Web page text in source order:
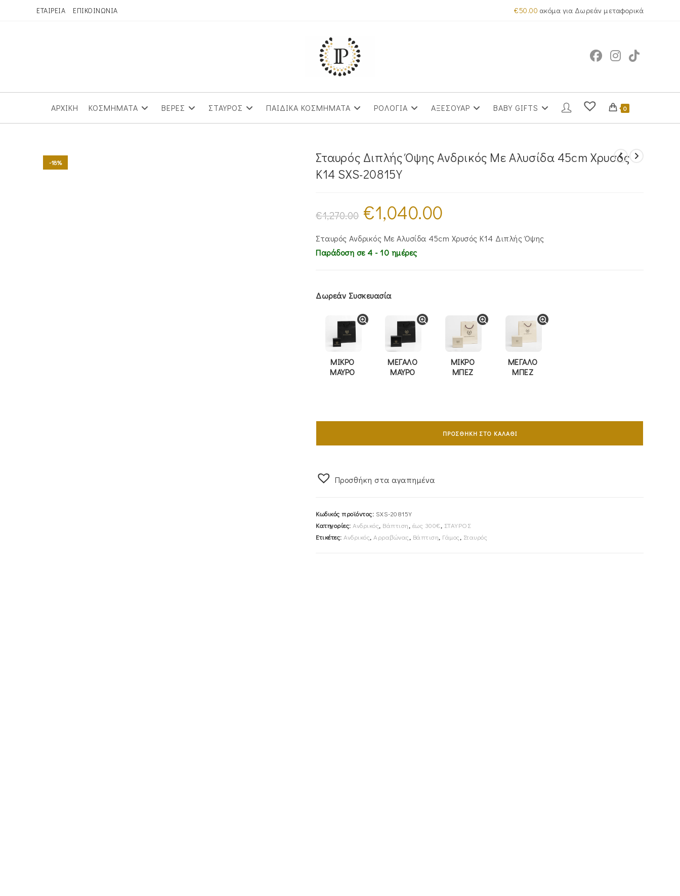
ΕΤΑΙΡΕΙΑ ΕΠΙΚΟΙΝΩΝΙΑ €50.00 ακόμα για Δωρεάν μεταφορικά
ΑΡΧΙΚΗ ΚΟΣΜΗΜΑΤΑ ΒΕΡΕΣ ΣΤΑΥΡΟΣ ΠΑΙΔΙΚΑ ΚΟΣΜΗΜΑΤΑ ΡΟΛΟΓΙΑ ΑΞΕΣΟΥΑΡ BABY GIFTS 0
-18%
Σταυρός Διπλής Όψης Ανδρικός Με Αλυσίδα 45cm Χρυσός
Κ14 SXS-20815Y
€1,270.00
Original
price
was:
€1,040.00
€1,040.00.
Σταυρός Ανδρικός Με Αλυσίδα 45cm Χρυσός Κ14 Διπλής Όψης
Παράδοση σε 4 - 10 ημέρες
Δωρεάν Συσκευασία
ΜΙΚΡΟ
ΜΑΥΡΟ
ΜΕΓΑΛΟ
ΜΑΥΡΟ
ΜΙΚΡΟ
ΜΠΕΖ
ΜΕΓΑΛΟ
ΜΠΕΖ
Σταυρός
Όψης
Αλυσίδα
SXS-
ΠΡΟΣΘΉΚΗ ΣΤΟ ΚΑΛΆΘΙ
Προσθήκη στα αγαπημένα
Κωδικός προϊόντος: SXS-20815Y
Κατηγορίες: Ανδρικός, Βάπτιση, έως 300€, ΣΤΑΥΡΟΣ
Ετικέτες: Ανδρικός, Αρραβώνας, Βάπτιση, Γάμος, Σταυρός